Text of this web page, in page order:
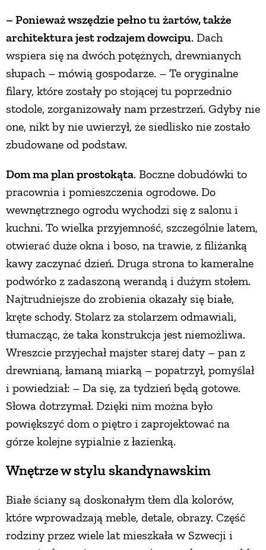
– Ponieważ wszędzie pełno tu żartów, także
architektura jest rodzajem dowcipu. Dach
wspiera się na dwóch potężnych, drewnianych
słupach – mówią gospodarze. – Te oryginalne
filary, które zostały po stojącej tu poprzednio
stodole, zorganizowały nam przestrzeń. Gdyby nie
one, nikt by nie uwierzył, że siedlisko nie zostało
zbudowane od podstaw.
Dom ma plan prostokąta. Boczne dobudówki to
pracownia i pomieszczenia ogrodowe. Do
wewnętrznego ogrodu wychodzi się z salonu i
kuchni. To wielka przyjemność, szczególnie latem,
otwierać duże okna i boso, na trawie, z filiżanką
kawy zaczynać dzień. Druga strona to kameralne
podwórko z zadaszoną werandą i dużym stołem.
Najtrudniejsze do zrobienia okazały się białe,
kręte schody. Stolarz za stolarzem odmawiali,
tłumacząc, że taka konstrukcja jest niemożliwa.
Wreszcie przyjechał majster starej daty – pan z
drewnianą, łamaną miarką – popatrzył, pomyślał
i powiedział: – Da się, za tydzień będą gotowe.
Słowa dotrzymał. Dzięki nim można było
powiększyć dom o piętro i zaprojektować na
górze kolejne sypialnie z łazienką.
Wnętrze w stylu skandynawskim
Białe ściany są doskonałym tłem dla kolorów,
które wprowadzają meble, detale, obrazy. Część
rodziny przez wiele lat mieszkała w Szwecji i